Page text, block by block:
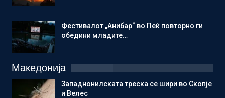
Фестивалот „Анибар“ во Пеќ повторно ги
обедини младите…
Македонија
Западнонилската треска се шири во Скопје
и Велес